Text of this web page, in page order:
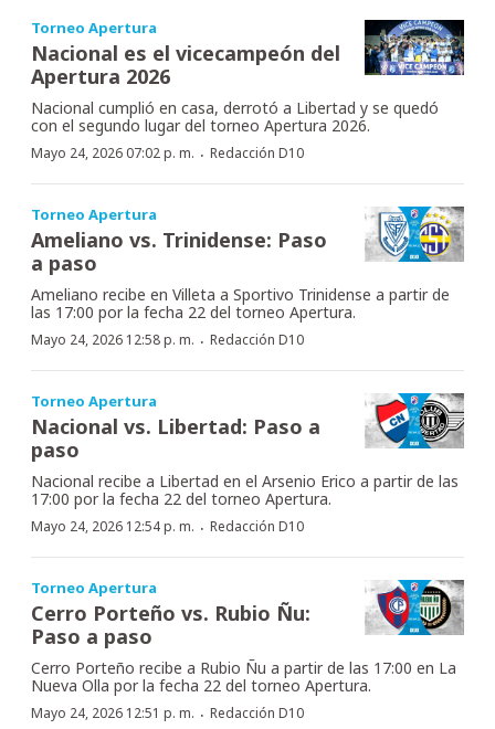
Torneo Apertura
Nacional es el vicecampeón del
Apertura 2026
Nacional cumplió en casa, derrotó a Libertad y se quedó
con el segundo lugar del torneo Apertura 2026.
Mayo 24, 2026 07:02 p. m. · Redacción D10
Torneo Apertura
Ameliano vs. Trinidense: Paso
a paso
Ameliano recibe en Villeta a Sportivo Trinidense a partir de
las 17:00 por la fecha 22 del torneo Apertura.
Mayo 24, 2026 12:58 p. m. · Redacción D10
Torneo Apertura
Nacional vs. Libertad: Paso a
paso
Nacional recibe a Libertad en el Arsenio Erico a partir de las
17:00 por la fecha 22 del torneo Apertura.
Mayo 24, 2026 12:54 p. m. · Redacción D10
Torneo Apertura
Cerro Porteño vs. Rubio Ñu:
Paso a paso
Cerro Porteño recibe a Rubio Ñu a partir de las 17:00 en La
Nueva Olla por la fecha 22 del torneo Apertura.
Mayo 24, 2026 12:51 p. m. · Redacción D10